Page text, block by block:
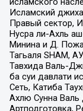
Исламский
Правый сектор,
Нусра ли-Ахль
Минина и Д.
Тагьаля SHAM,
Тавхида Валь-
ба суи давлати
Сеть, Катиба
Ахлю Сунна Валь
Артподготовка,